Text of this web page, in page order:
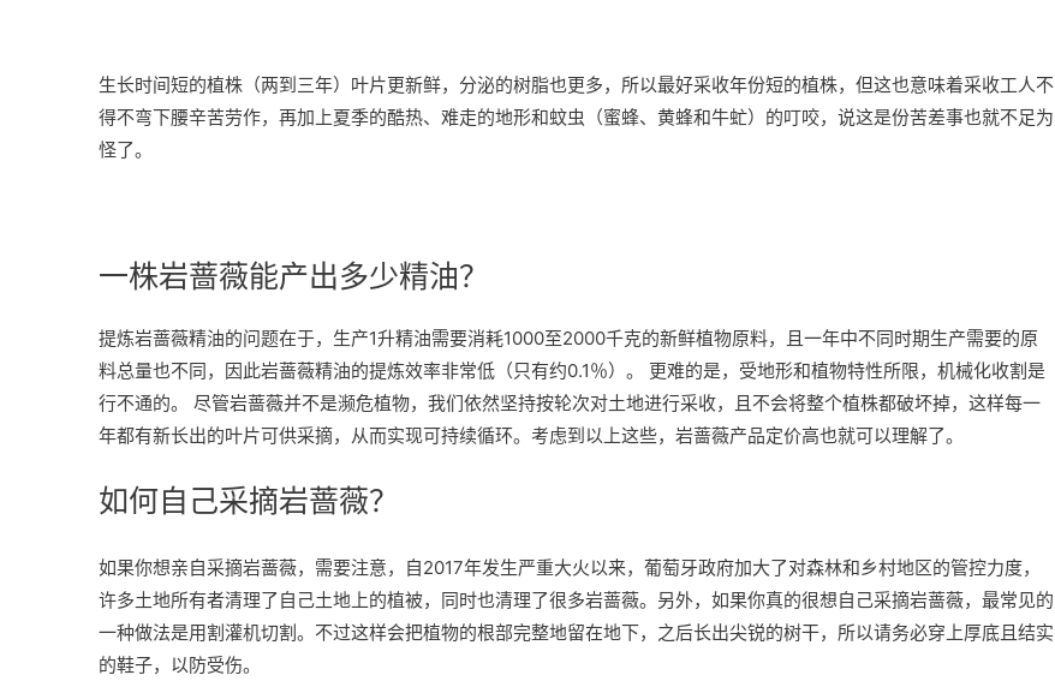
生长时间短的植株（两到三年）叶片更新鲜，分泌的树脂也更多，所以最好采收年份短的植株，但这也意味着采收工人不
得不弯下腰辛苦劳作，再加上夏季的酷热、难走的地形和蚊虫（蜜蜂、黄蜂和牛虻）的叮咬，说这是份苦差事也就不足为
怪了。
一株岩蔷薇能产出多少精油？
提炼岩蔷薇精油的问题在于，生产1升精油需要消耗1000至2000千克的新鲜植物原料，且一年中不同时期生产需要的原
料总量也不同，因此岩蔷薇精油的提炼效率非常低（只有约0.1％）。 更难的是，受地形和植物特性所限，机械化收割是
行不通的。 尽管岩蔷薇并不是濒危植物，我们依然坚持按轮次对土地进行采收，且不会将整个植株都破坏掉，这样每一
年都有新长出的叶片可供采摘，从而实现可持续循环。考虑到以上这些，岩蔷薇产品定价高也就可以理解了。
如何自己采摘岩蔷薇？
如果你想亲自采摘岩蔷薇，需要注意，自2017年发生严重大火以来，葡萄牙政府加大了对森林和乡村地区的管控力度，
许多土地所有者清理了自己土地上的植被，同时也清理了很多岩蔷薇。另外，如果你真的很想自己采摘岩蔷薇，最常见的
一种做法是用割灌机切割。不过这样会把植物的根部完整地留在地下，之后长出尖锐的树干，所以请务必穿上厚底且结实
的鞋子，以防受伤。